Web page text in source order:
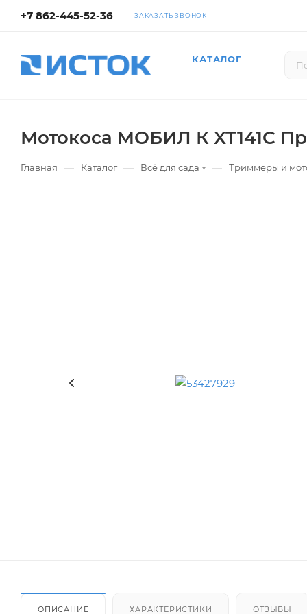
+7 862-445-52-36 ЗАКАЗАТЬ ЗВОНОК
КАТАЛОГ
Мотокоса МОБИЛ К XT141C
Главная — Каталог — Всё для сада — Триммеры и
ОПИСАНИЕ ХАРАКТЕРИСТИКИ ОТЗЫВЫ